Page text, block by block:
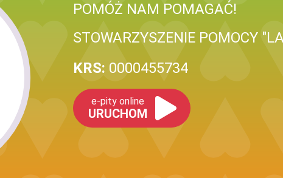
POMÓŻ NAM POMAGAĆ!
STOWARZYSZENIE POMOCY
KRS: 0000455734
e-pity online
URUCHOM